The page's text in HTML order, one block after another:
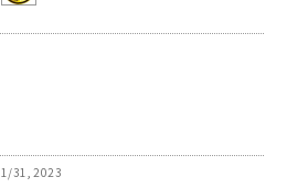
1/31, 2023